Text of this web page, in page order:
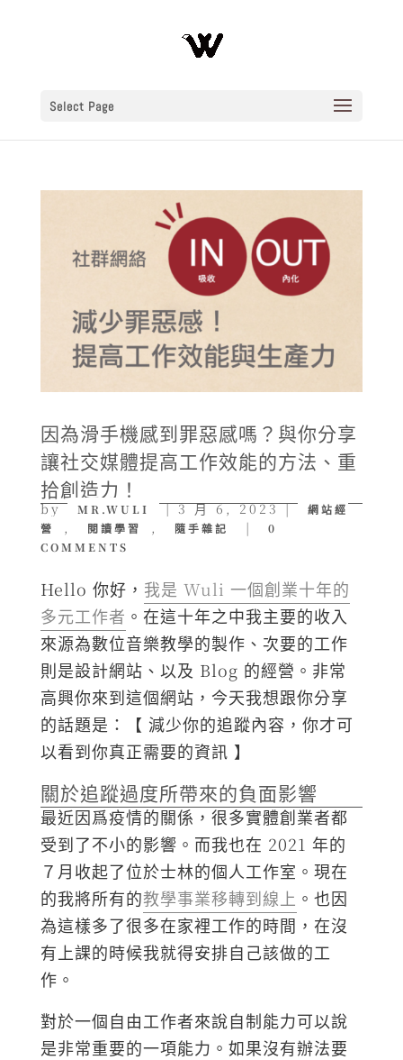
Select Page
因為滑手機感到罪惡感嗎？與你分享
讓社交媒體提高工作效能的方法、重
拾創造力！
by MR.WULI |3 月 6, 2023|
網站經
營
, 閱讀學習 , 隨手雜記 |
0
COMMENTS
Hello 你好， 我是 Wuli 一個創業十年的
多元工作者 。在這十年之中我主要的收入
來源為數位音樂教學的製作、次要的工作
則是設計網站、以及 Blog 的經營。非常
高興你來到這個網站，今天我想跟你分享
的話題是：【 減少你的追蹤內容，你才可
以看到你真正需要的資訊 】
關於追蹤過度所帶來的負面影響
最近因爲疫情的關係，很多實體創業者都
受到了不小的影響。而我也在 2021 年的
７月收起了位於士林的個人工作室。現在
的我將所有的教學事業移轉到線上 。也因
為這樣多了很多在家裡工作的時間，在沒
有上課的時候我就得安排自己該做的工
作。
對於一個自由工作者來說自制能力可以說
是非常重要的一項能力。如果沒有辦法要